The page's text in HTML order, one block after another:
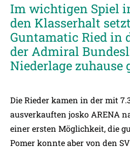
Im wichtigen Spiel
den Klasserhalt
Guntamatic Ried in
der Admiral
Niederlage zuhause
Die Rieder kamen in der mit
ausverkauften josko ARENA
einer ersten Möglichkeit, die
Pomer konnte aber von den